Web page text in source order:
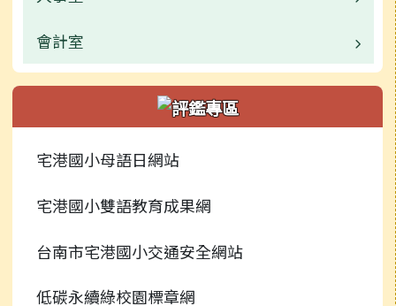
常用連結
活動相簿
行事曆
捐贈芳名錄
檔案下載
業務職掌
活動相簿
新聞報導
榮譽榜
校園影音
常用連結
業務職掌
校園公告
常用連結
行事曆
會計室
業務職掌
校園公告
常用連結
行事曆
宅港國小母語日網站
宅港國小雙語教育成果網
台南市宅港國小交通安全網站
低碳永續綠校園標章網